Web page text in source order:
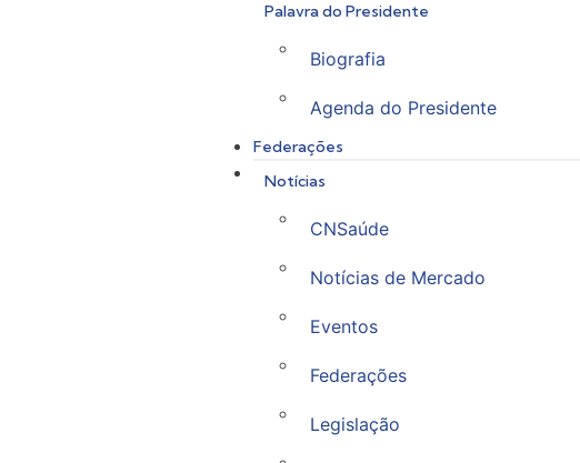
Palavra do Presidente
Biografia
Agenda do Presidente
Federações
Notícias
CNSaúde
Notícias de Mercado
Eventos
Federações
Legislação